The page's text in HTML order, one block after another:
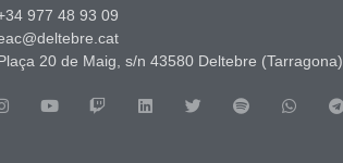
977 48 93 09​
20 de Maig, s/n 43580 Deltebre (Tarragona)